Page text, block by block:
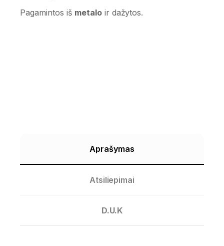
Pagamintos iš metaloir dažytos.
Aprašymas
Atsiliepimai
D.U.K